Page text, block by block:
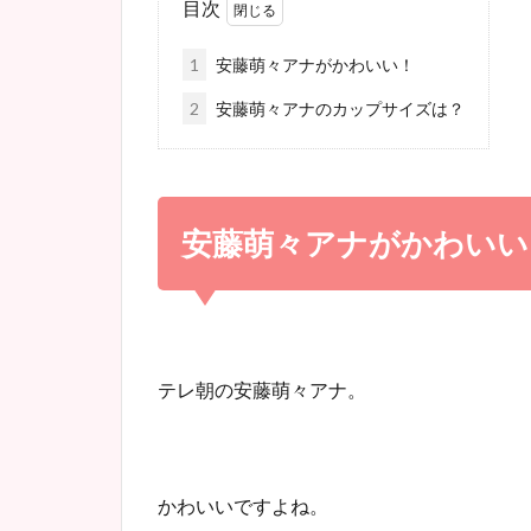
目次
1 安藤萌々アナがかわいい！
2 安藤萌々アナのカップサイズは？
安藤萌々アナがかわい
テレ朝の安藤萌々アナ。
かわいいですよね。